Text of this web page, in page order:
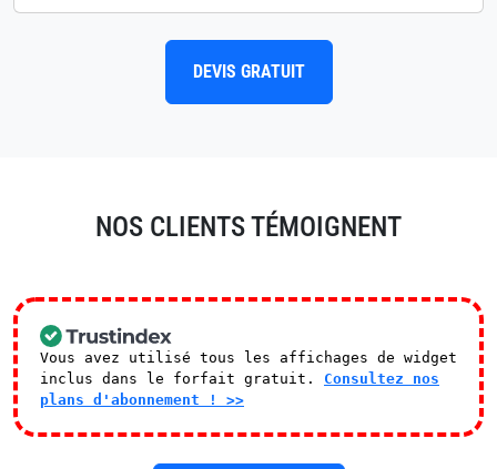
DEVIS GRATUIT
NOS CLIENTS TÉMOIGNENT
Vous avez utilisé tous les affichages de widget
inclus dans le forfait gratuit. Consultez nos
plans d'abonnement ! >>